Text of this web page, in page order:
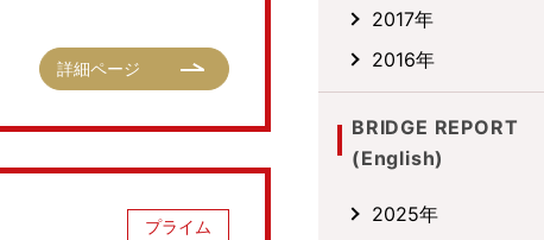
詳細ページ
プライム
2017年
2016年
BRIDGE REPORT
(English)
2025年